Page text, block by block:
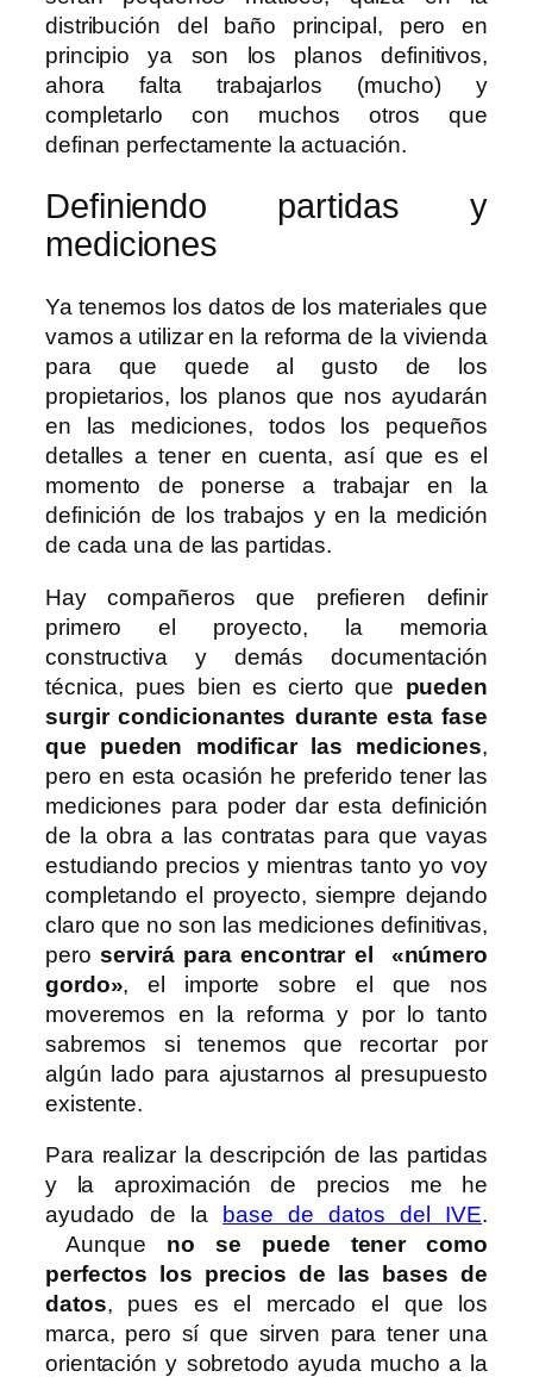
distribución del baño principal, pero en
principio ya son los planos definitivos,
ahora falta trabajarlos (mucho) y
completarlo con muchos otros que
definan perfectamente la actuación.
Definiendo partidas y
mediciones
Ya tenemos los datos de los materiales que
vamos a utilizar en la reforma de la vivienda
para que quede al gusto de los
propietarios, los planos que nos ayudarán
en las mediciones, todos los pequeños
detalles a tener en cuenta, así que es el
momento de ponerse a trabajar en la
definición de los trabajos y en la medición
de cada una de las partidas.
Hay compañeros que prefieren definir
primero el proyecto, la memoria
constructiva y demás documentación
técnica, pues bien es cierto que pueden
surgir condicionantes durante esta fase
que pueden modificar las mediciones,
pero en esta ocasión he preferido tener las
mediciones para poder dar esta definición
de la obra a las contratas para que vayas
estudiando precios y mientras tanto yo voy
completando el proyecto, siempre dejando
claro que no son las mediciones definitivas,
peroservirá para encontrar el «número
gordo», el importe sobre el que nos
moveremos en la reforma y por lo tanto
sabremos si tenemos que recortar por
algún lado para ajustarnos al presupuesto
existente.
Para realizar la descripción de las partidas
y la aproximación de precios me he
ayudado de la
base de datos del IVE.
Aunque no se puede tener como
perfectos los precios de las bases de
datos, pues es el mercado el que los
marca, pero sí que sirven para tener una
orientación y sobretodo ayuda mucho a la